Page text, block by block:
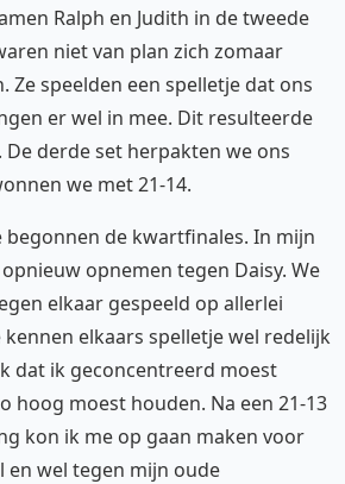
Ralph en Judith in de tweede
niet van plan zich zomaar
Ze speelden een spelletje dat ons
er wel in mee. Dit resulteerde
De derde set herpakten we ons
we met 21-14.
begonnen de kwartfinales. In mijn
opnemen tegen Daisy. We
elkaar gespeeld op allerlei
elkaars spelletje wel redelijk
dat ik geconcentreerd moest
hoog moest houden. Na een 21-13
kon ik me op gaan maken voor
en wel tegen mijn oude